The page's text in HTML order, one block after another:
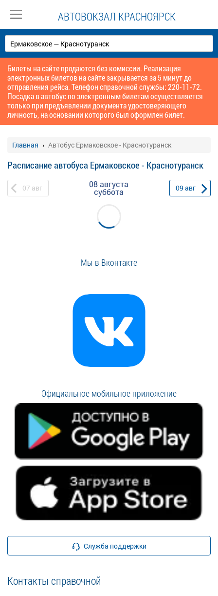
АВТОВОКЗАЛ КРАСНОЯРСК
Билеты на сайте продаются без комиссии. Реализация
электронных билетов на сайте закрывается за 5 минут до
отправления рейса. Телефон справочной службы: 220-11-72.
Посадка в автобус по электронным билетам осуществляется
только при предъявлении документа удостоверяющего
личность, на основании которого был оформлен билет.
Главная Автобус Ермаковское - Краснотуранск
Расписание автобуса Ермаковское - Краснотуранск
07 авг 08 августа
суббота 09 авг
Мы в Вконтакте
Официальное мобильное приложение
Служба поддержки
Контакты справочной